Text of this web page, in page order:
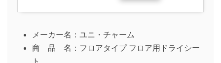
メーカー名：ユニ・チャーム
商 品 名：フロアタイプ フロア用ドライシー